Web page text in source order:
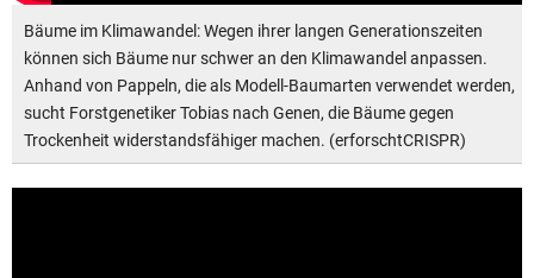
Bäume im Klimawandel: Wegen ihrer langen Generationszeiten
können sich Bäume nur schwer an den Klimawandel anpassen.
Anhand von Pappeln, die als Modell-Baumarten verwendet werden,
sucht Forstgenetiker Tobias nach Genen, die Bäume gegen
Trockenheit widerstandsfähiger machen. (erforschtCRISPR)